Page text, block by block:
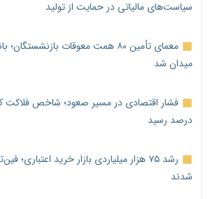
سیاست‌های مالیاتی در حمایت از تولید
معمای تأمین ۸۰ همت معوقات
میدان شد
درصد رسید
رشد ۷۵ هزار میلیاردی بازار خرید اعتباری؛
شدند